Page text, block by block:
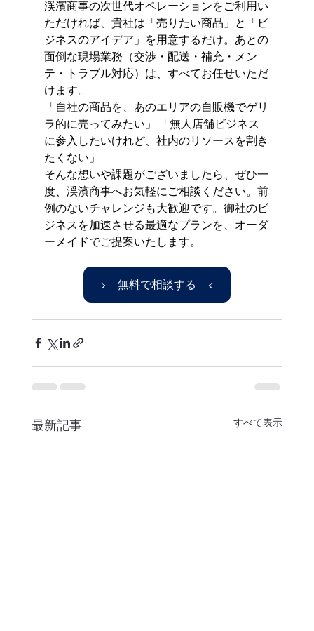
渓濱商事の次世代オペレーションをご利用い
ただければ、貴社は「売りたい商品」と「ビ
ジネスのアイデア」を用意するだけ。あとの
面倒な現場業務（交渉・配送・補充・メン
テ・トラブル対応）は、すべてお任せいただ
けます。
「自社の商品を、あのエリアの自販機でゲリ
ラ的に売ってみたい」 「無人店舗ビジネス
に参入したいけれど、社内のリソースを割き
たくない」
そんな想いや課題がございましたら、ぜひ一
度、渓濱商事へお気軽にご相談ください。前
例のないチャレンジも大歓迎です。御社のビ
ジネスを加速させる最適なプランを、オーダ
ーメイドでご提案いたします。
▶ 無料で相談する ◀
最新記事 すべて表示